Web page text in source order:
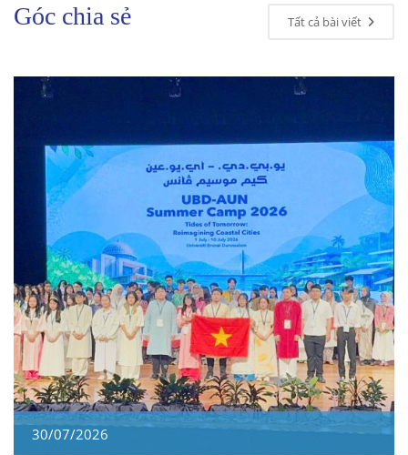
Góc chia sẻ Tất cả bài viết
30/07/2026